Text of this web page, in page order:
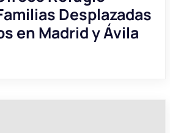
Desplazadas
en Madrid y Ávila